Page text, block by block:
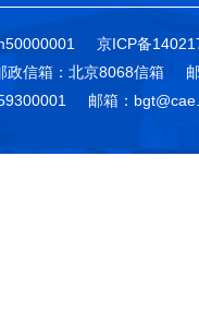
京ICP备
政信箱：北京8068信箱
邮箱：